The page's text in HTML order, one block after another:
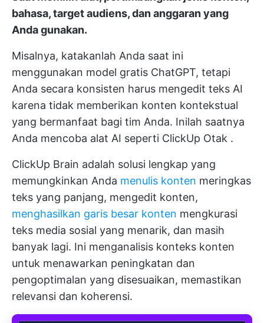
bahasa, target audiens, dan anggaran yang
Anda gunakan.
Misalnya, katakanlah Anda saat ini
menggunakan model gratis ChatGPT, tetapi
Anda secara konsisten harus mengedit teks AI
karena tidak memberikan konten kontekstual
yang bermanfaat bagi tim Anda. Inilah saatnya
Anda mencoba alat AI seperti ClickUp Otak .
ClickUp Brain adalah solusi lengkap yang
memungkinkan Anda menulis konten meringkas
teks yang panjang, mengedit konten,
menghasilkan garis besar konten mengkurasi
teks media sosial yang menarik, dan masih
banyak lagi. Ini menganalisis konteks konten
untuk menawarkan peningkatan dan
pengoptimalan yang disesuaikan, memastikan
relevansi dan koherensi.